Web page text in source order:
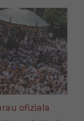
ofiziala